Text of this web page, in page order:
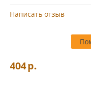
Написать отзыв
404р.